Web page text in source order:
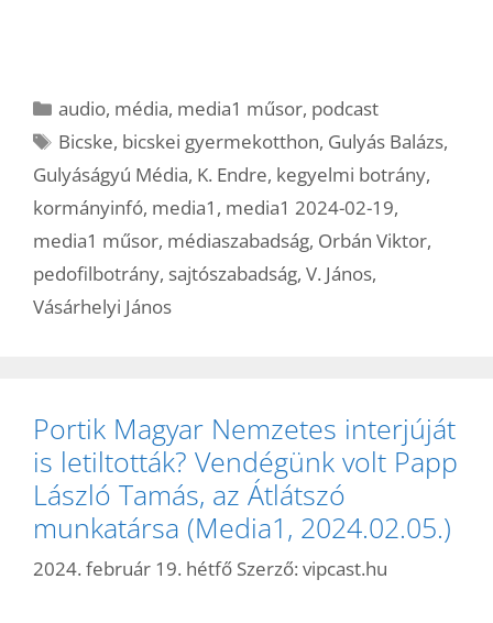
Kategória
audio, média, media1 műsor, podcast
Címkék
Bicske, bicskei gyermekotthon, Gulyás Balázs,
Gulyáságyú Média, K. Endre, kegyelmi botrány,
kormányinfó, media1 , media1 2024-02-19,
media1 műsor, médiaszabadság, Orbán Viktor,
pedofilbotrány, sajtószabadság, V. János,
Vásárhelyi János
Portik Magyar Nemzetes interjúját
is letiltották? Vendégünk volt Papp
László Tamás, az Átlátszó
munkatársa (Media1, 2024.02.05.)
2024. február 19. hétfő Szerző: vipcast.hu